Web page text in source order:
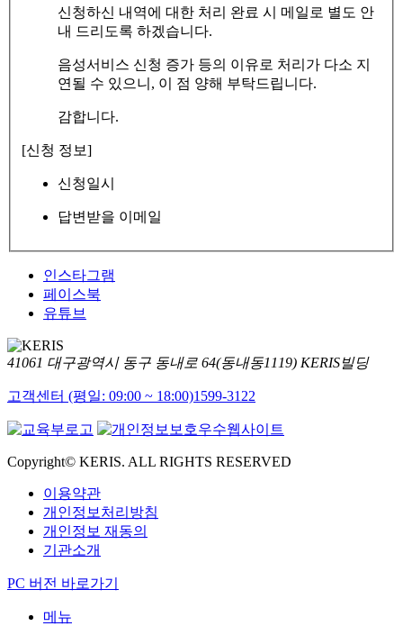
신청하신 내역에 대한 처리 완료 시 메일로 별도 안
내 드리도록 하겠습니다.
음성서비스 신청 증가 등의 이유로 처리가 다소 지
연될 수 있으니, 이 점 양해 부탁드립니다.
감합니다.
[신청 정보]
신청일시
답변받을 이메일
인스타그램
페이스북
유튜브
41061 대구광역시 동구 동내로 64(동내동1119) KERIS빌딩
고객센터 (평일: 09:00 ~ 18:00)1599-3122
Copyright© KERIS. ALL RIGHTS RESERVED
이용약관
개인정보처리방침
개인정보 재동의
기관소개
PC 버전 바로가기
메뉴